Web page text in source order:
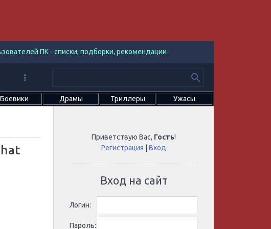
ПК - списки, подборки, рекомендации
Боевики Драмы Триллеры Ужасы
Приветствую Вас, Гость!
Регистрация |Вход
Вход на сайт
Логин:
Пароль: